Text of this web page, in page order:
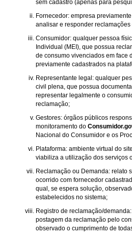
sem cadastro (apenas para
Fornecedor: empresa
analisar e responder
Consumidor: qualquer pessoa
Individual (MEI), que possua
de consumo vivenciados em face
previamente cadastrados na
Representante legal: qualquer
civil plena, que possua
representar legalmente o
reclamação;
Gestores: órgãos públicos
monitoramento do
Nacional do Consumidor e os
Plataforma: ambiente virtual do site
viabiliza a utilização dos serviços
Reclamação ou Demanda: relato
ocorrido com fornecedor
qual, se espera solução,
estabelecidos no sistema;
Registro de reclamação/
postagem da reclamação pelo
observado o cumprimento de